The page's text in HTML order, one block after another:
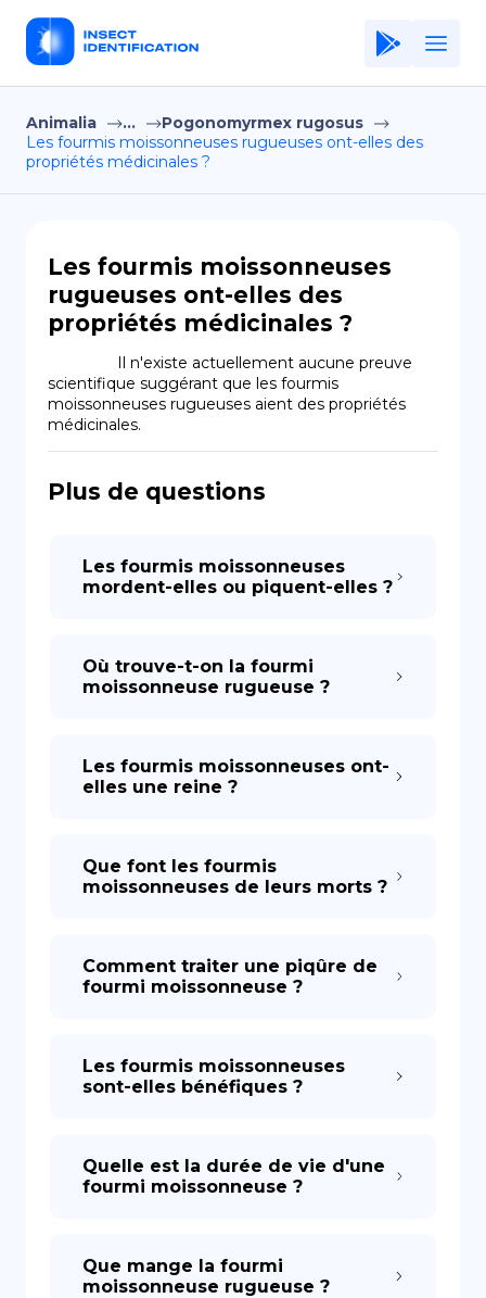
Home
Application
Privacy Policy
FR
EN
Animalia ...
Pogonomyrmex rugosus
Les fourmis moissonneuses rugueuses ont-elles des
propriétés médicinales ?
Les fourmis moissonneuses
rugueuses ont-elles des
propriétés médicinales ?
scientifique suggérant que les fourmis
moissonneuses rugueuses aient des propriétés
médicinales.
Plus de questions
Les fourmis moissonneuses
mordent-elles ou piquent-elles ?
Où trouve-t-on la fourmi
moissonneuse rugueuse ?
Les fourmis moissonneuses ont-
elles une reine ?
Que font les fourmis
moissonneuses de leurs morts ?
Comment traiter une piqûre de
fourmi moissonneuse ?
Les fourmis moissonneuses
sont-elles bénéfiques ?
Quelle est la durée de vie d'une
fourmi moissonneuse ?
Que mange la fourmi
moissonneuse rugueuse ?